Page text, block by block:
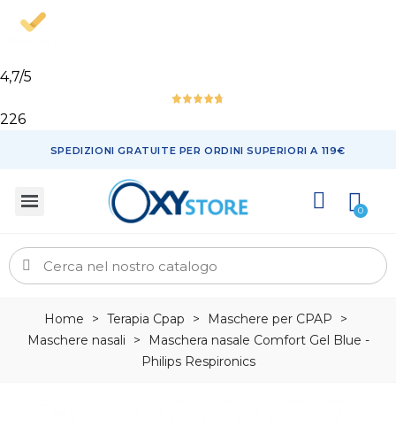
4,7/5
226
SPEDIZIONI GRATUITE PER ORDINI SUPERIORI A 119€
Home > Terapia Cpap > Maschere per CPAP
>
Maschere nasali
>
Maschera nasale Comfort Gel Blue -
Philips Respironics